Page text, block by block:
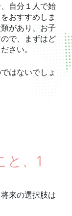
自分１人で始
おすすめしま
があり、お子
で、まずはど
さい。
はないでしょ
と、1
来の選択肢は